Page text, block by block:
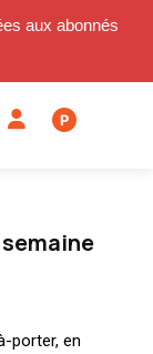
aux abonnés
P
porter, en